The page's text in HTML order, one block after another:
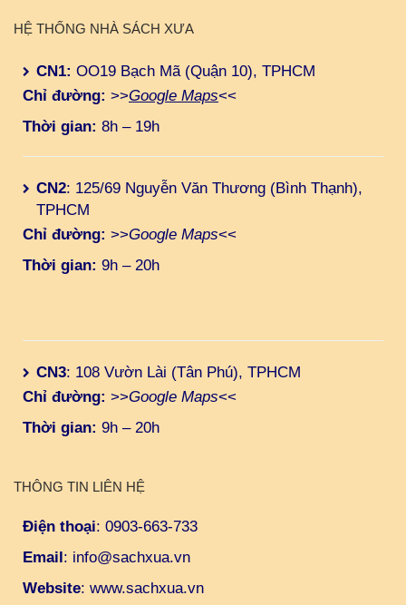
HỆ THỐNG NHÀ SÁCH XƯA
CN1: OO19 Bạch Mã (Quận 10), TPHCM
Chỉ đường: >>Google Maps<<
Thời gian: 8h – 19h
CN2: 125/69 Nguyễn Văn Thương (Bình Thạnh),
TPHCM
Chỉ đường: >>Google Maps<<
Thời gian: 9h – 20h
CN3: 108 Vườn Lài (Tân Phú), TPHCM
Chỉ đường: >>Google Maps<<
Thời gian: 9h – 20h
THÔNG TIN LIÊN HỆ
Điện thoại: 0903-663-733
Email: info@sachxua.vn
Website: www.sachxua.vn